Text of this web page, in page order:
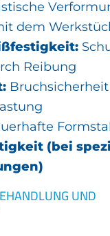
dem
Reibung
(bei
UND